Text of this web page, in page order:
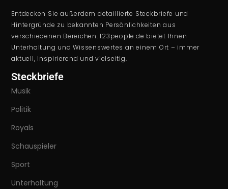
Entdecken Sie außerdem detaillierte Steckbriefe und
Hintergründe zu bekannten Persönlichkeiten aus
verschiedenen Bereichen. 123people.de bietet Ihnen
Unterhaltung und Wissenswertes an einem Ort – immer
aktuell, inspirierend und vielseitig.
Steckbriefe
Musik
Politik
Royals
Schauspieler
Sport
Unterhaltung